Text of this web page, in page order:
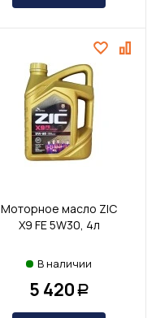
Моторное масло ZIC
X9 FE 5W30, 4л
В наличии
5 420 Р